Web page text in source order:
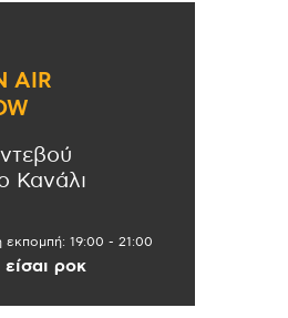
AIR
Κανάλι
εκπομπή: 19:00 - 21:00
είσαι ροκ